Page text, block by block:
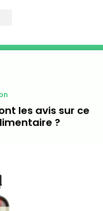
les avis sur ce
?